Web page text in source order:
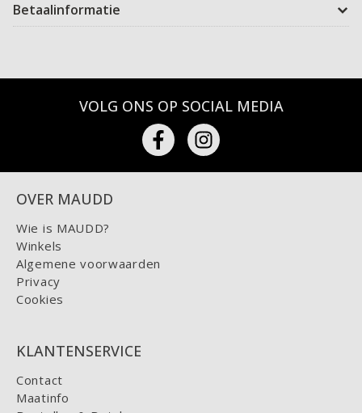
Betaalinformatie
VOLG ONS OP SOCIAL MEDIA
OVER MAUDD
Wie is MAUDD?
Winkels
Algemene voorwaarden
Privacy
Cookies
KLANTENSERVICE
Contact
Maatinfo